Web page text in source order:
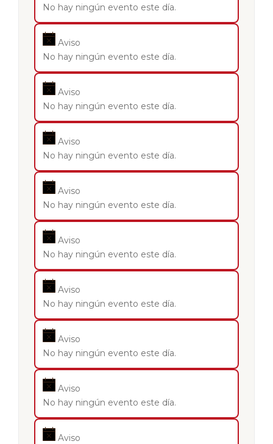
No hay ningún evento este día.
Aviso
No hay ningún evento este día.
Aviso
No hay ningún evento este día.
Aviso
No hay ningún evento este día.
Aviso
No hay ningún evento este día.
Aviso
No hay ningún evento este día.
Aviso
No hay ningún evento este día.
Aviso
No hay ningún evento este día.
Aviso
No hay ningún evento este día.
Aviso